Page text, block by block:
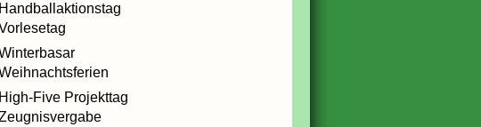
Handballaktionstag
High-Five Projekttag